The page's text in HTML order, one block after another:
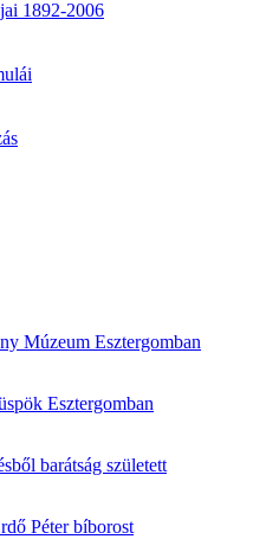
1892-2006
Múzeum Esztergomban
Esztergomban
barátság született
Péter bíborost